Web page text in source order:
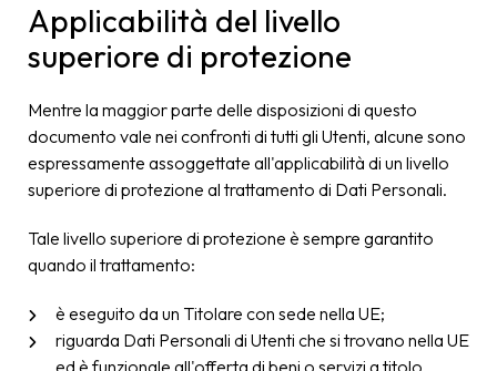
Applicabilità del livello
superiore di protezione
Mentre la maggior parte delle disposizioni di questo
documento vale nei confronti di tutti gli Utenti, alcune sono
espressamente assoggettate all'applicabilità di un livello
superiore di protezione al trattamento di Dati Personali.
Tale livello superiore di protezione è sempre garantito
quando il trattamento:
è eseguito da un Titolare con sede nella UE;
riguarda Dati Personali di Utenti che si trovano nella UE
ed è funzionale all'offerta di beni o servizi a titolo